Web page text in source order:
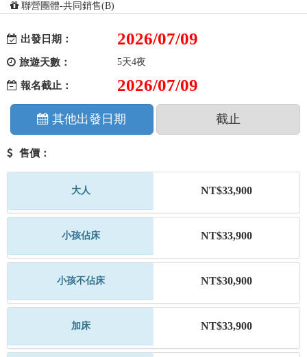
聯營團體-共同銷售(B)
出發日期： 2026/07/09
旅遊天數： 5天4夜
報名截止： 2026/07/09
其他出發日期 截止
售價：
大人 NT$33,900
小孩佔床 NT$33,900
小孩不佔床 NT$30,900
加床 NT$33,900